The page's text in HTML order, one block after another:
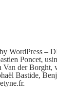
WordPress –
Poncet,
der Borght,
Bastide,